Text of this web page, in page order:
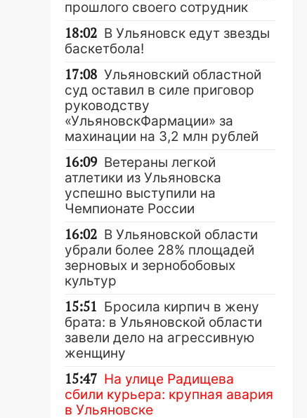
прошлого своего сотрудник
18:02 В Ульяновск едут звезды
баскетбола!
17:08 Ульяновский областной
суд оставил в силе приговор
руководству
«УльяновскФармации» за
махинации на 3,2 млн рублей
16:09 Ветераны легкой
атлетики из Ульяновска
успешно выступили на
Чемпионате России
16:02 В Ульяновской области
убрали более 28% площадей
зерновых и зернобобовых
культур
15:51 Бросила кирпич в жену
брата: в Ульяновской области
завели дело на агрессивную
женщину
15:47 На улице Радищева
сбили курьера: крупная авария
в Ульяновске